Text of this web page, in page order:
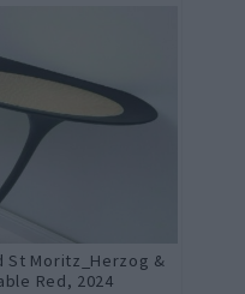
St Moritz_Herzog &
Red, 2024